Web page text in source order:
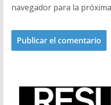
navegador para la